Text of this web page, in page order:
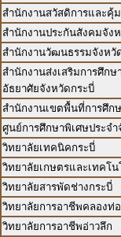
สำนักงานสวัสดิการและคุ้
สำนักงานประกันสังคมจัง
สำนักงานวัฒนธรรมจังหวั
สำนักงานส่งเสริมการศึก
อัธยาศัยจังหวัดกระบี่
สำนักงานเขตพื้นที่การศึก
ศูนย์การศึกษาพิเศษประจำ
วิทยาลัยเทคนิคกระบี่
วิทยาลัยเกษตรและเทคโน
วิทยาลัยสารพัดช่างกระบี่
วิทยาลัยการอาชีพคลองท่
วิทยาลัยการอาชีพอ่าวลึก